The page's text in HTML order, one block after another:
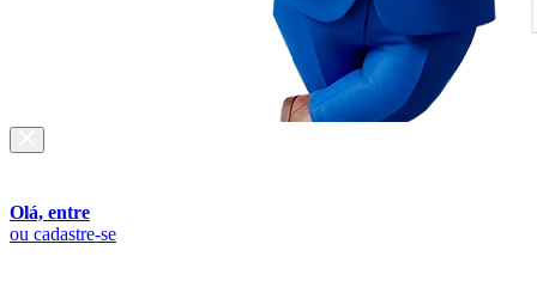
Olá, entre
ou cadastre-se